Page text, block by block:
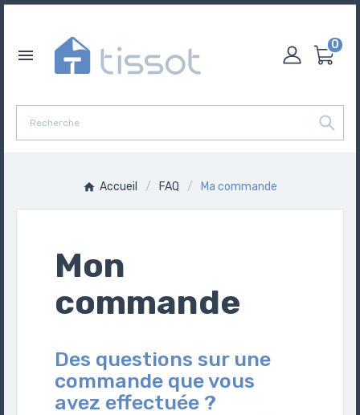

0
Accueil FAQ Ma commande
Mon
commande
Des questions sur une
commande que vous
avez effectuée ?